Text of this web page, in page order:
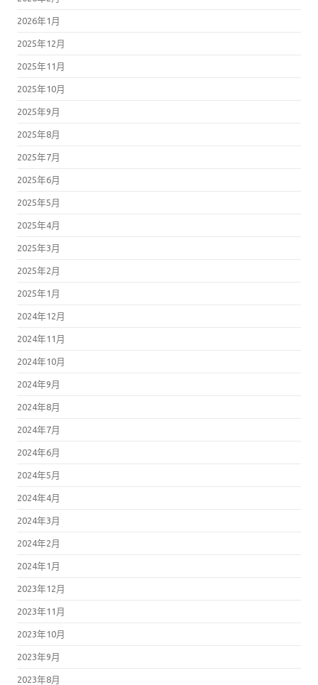
2026年1月
2025年12月
2025年11月
2025年10月
2025年9月
2025年8月
2025年7月
2025年6月
2025年5月
2025年4月
2025年3月
2025年2月
2025年1月
2024年12月
2024年11月
2024年10月
2024年9月
2024年8月
2024年7月
2024年6月
2024年5月
2024年4月
2024年3月
2024年2月
2024年1月
2023年12月
2023年11月
2023年10月
2023年9月
2023年8月